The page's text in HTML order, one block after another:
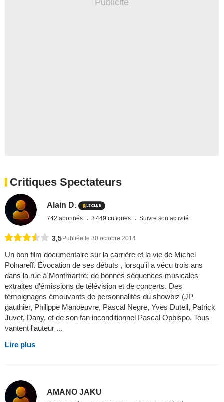
Critiques Spectateurs
Alain D.
742 abonnés 3 449 critiques Suivre son activité
3,5 Publiée le 30 octobre 2014
Un bon film documentaire sur la carrière et la vie de Michel
Polnareff. Évocation de ses débuts , lorsqu'il a vécu trois ans
dans la rue à Montmartre; de bonnes séquences musicales
extraites d'émissions de télévision et de concerts. Des
témoignages émouvants de personnalités du showbiz (JP
gauthier, Philippe Manoeuvre, Pascal Negre, Yves Duteil, Patrick
Juvet, Dany, et de son fan inconditionnel Pascal Opbispo. Tous
vantent l'auteur ...
Lire plus
AMANO JAKU